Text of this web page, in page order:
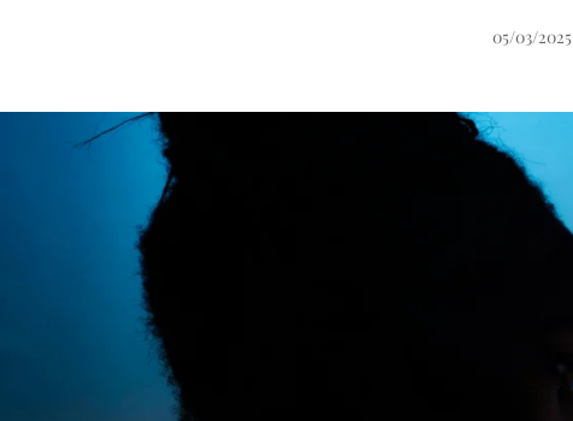
05/03/2025